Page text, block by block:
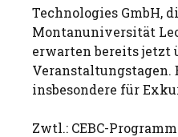
Technologies GmbH,
Montanuniversität
erwarten bereits jetzt
Veranstaltungstagen.
insbesondere für
Zwtl.: CEBC-